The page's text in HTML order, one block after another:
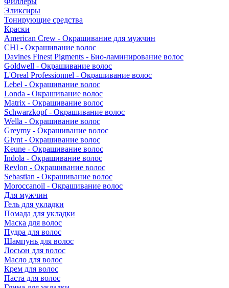
Эликсиры
Тонирующие средства
Краски
American Crew - Окрашивание для мужчин
CHI - Окрашивание волос
Davines Finest Pigments - Био-ламинирование волос
Goldwell - Окрашивание волос
L'Oreal Professionnel - Окрашивание волос
Lebel - Окрашивание волос
Londa - Окрашивание волос
Matrix - Окрашивание волос
Schwarzkopf - Окрашивание волос
Wella - Окрашивание волос
Greymy - Окрашивание волос
Glynt - Окрашивание волос
Keune - Окрашивание волос
Indola - Окрашивание волос
Revlon - Окрашивание волос
Sebastian - Окрашивание волос
Moroccanoil - Окрашивание волос
Для мужчин
Гель для укладки
Помада для укладки
Маска для волос
Пудра для волос
Шампунь для волос
Лосьон для волос
Масло для волос
Крем для волос
Паста для волос